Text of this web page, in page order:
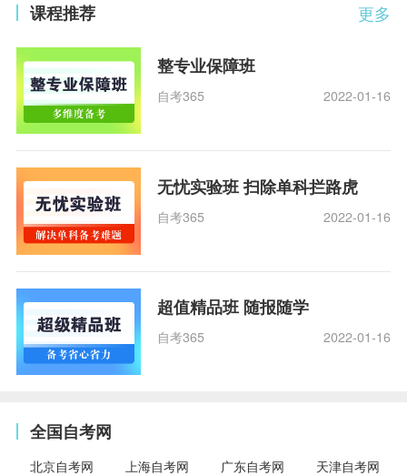
更多
课程推荐
整专业保障班
自考365 2022-01-16
无忧实验班 扫除单科拦路虎
自考365 2022-01-16
超值精品班 随报随学
自考365 2022-01-16
全国自考网
北京自考网 上海自考网 广东自考网
天津自考网